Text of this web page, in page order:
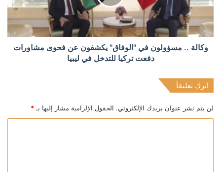
وكالة .. مسؤولون في "الوفاق" يكشفون عن فحوى مشاورات
دفعت تركيا للتدخل في ليبيا
اترك تعليقاً
لن يتم نشر عنوان بريدك الإلكتروني. الحقول الإلزامية مشار إليها بـ *